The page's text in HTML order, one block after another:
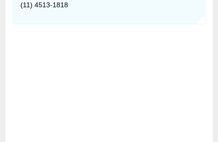
(11) 4513-1818